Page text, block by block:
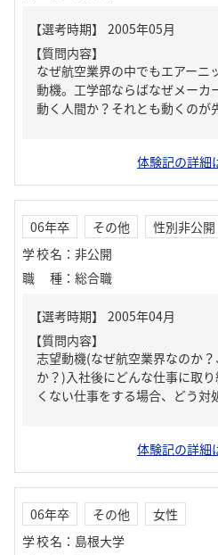
【質問内容】
なぜ航空業界の中でもエアーニ
動機。工学部ならばなぜメーカ
動く人間か？それとも動くのが
体験記の詳細
06年卒 その他
性別非公開
学校名 ： 非公開
職種 ： 総合職
【質問内容】
志望動機(なぜ航空業界なのか
か？)入社後にどんな仕事に取
くない仕事をする場合、どう
体験記の詳細
06年卒 その他
女性
学校名 ： 島根大学